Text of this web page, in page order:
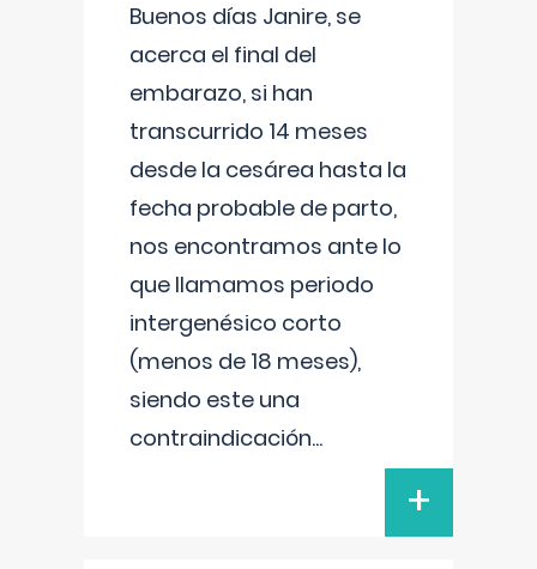
Buenos días Janire, se
acerca el final del
embarazo, si han
transcurrido 14 meses
desde la cesárea hasta la
fecha probable de parto,
nos encontramos ante lo
que llamamos periodo
intergenésico corto
(menos de 18 meses),
siendo este una
contraindicación...
+